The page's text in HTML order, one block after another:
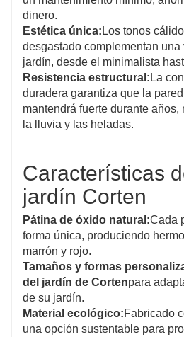
dinero.
Estética única: Los tonos
desgastado complementan
jardín, desde el minimalista
Resistencia estructural: La
duradera garantiza que la
mantendrá fuerte durante años,
la lluvia y las heladas.
Características
jardín Corten
Pátina de óxido natural:Cada
forma única, produciendo
marrón y rojo.
Tamaños y formas
del jardín de Cortenpara
de su jardín.
Material ecológico:Fabricado
una opción sustentable para